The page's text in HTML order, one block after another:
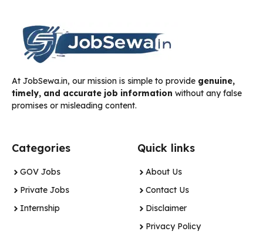
At JobSewa.in, our mission is simple to provide genuine,
timely, and accurate job information without any false
promises or misleading content.
Categories
GOV Jobs
Private Jobs
Internship
Quick links
About Us
Contact Us
Disclaimer
Privacy Policy